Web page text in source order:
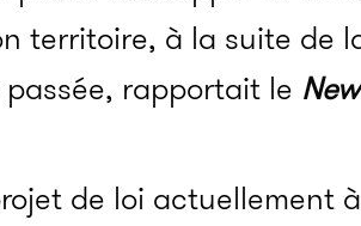
territoire, à la suite de
passée, rapportait le
de loi actuellement